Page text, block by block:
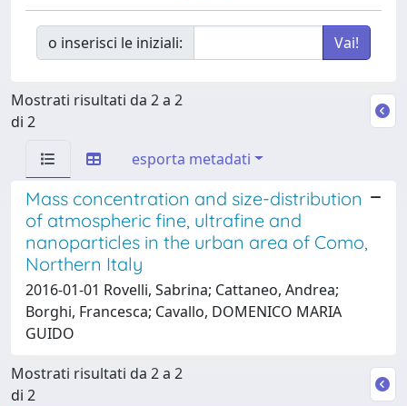
o inserisci le iniziali:
Mostrati risultati da 2 a 2
di 2
esporta metadati
Mass concentration and size-distribution
of atmospheric fine, ultrafine and
nanoparticles in the urban area of Como,
Northern Italy
2016-01-01 Rovelli, Sabrina; Cattaneo, Andrea;
Borghi, Francesca; Cavallo, DOMENICO MARIA
GUIDO
Mostrati risultati da 2 a 2
di 2